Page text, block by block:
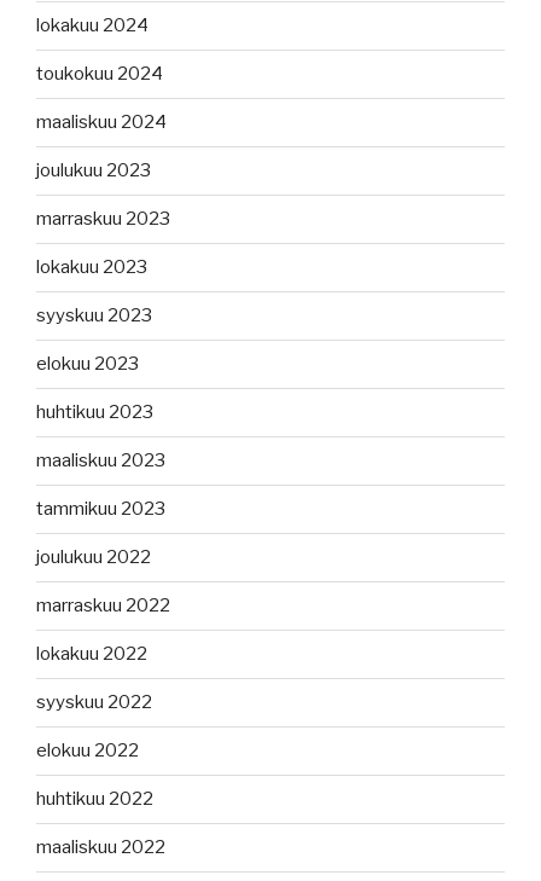
lokakuu 2024
toukokuu 2024
maaliskuu 2024
joulukuu 2023
marraskuu 2023
lokakuu 2023
syyskuu 2023
elokuu 2023
huhtikuu 2023
maaliskuu 2023
tammikuu 2023
joulukuu 2022
marraskuu 2022
lokakuu 2022
syyskuu 2022
elokuu 2022
huhtikuu 2022
maaliskuu 2022